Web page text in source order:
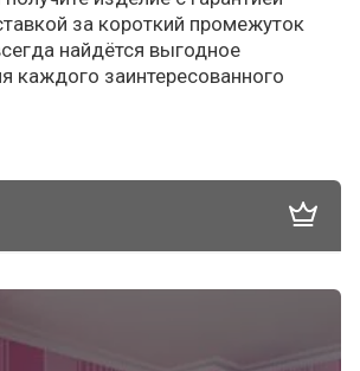
за короткий промежуток
найдётся выгодное
каждого заинтересованного